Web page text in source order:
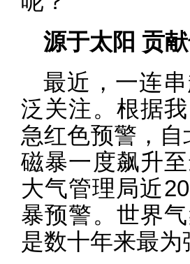
源于太阳 贡
最近，一连
泛关注。根据
急红色预警，
磁暴一度飙升
大气管理局近
暴预警。世界
是数十年来最为